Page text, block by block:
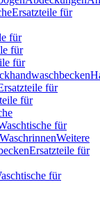
Ersatzteile für
für
für
für
für
für
für
Weitere
Ersatzteile für
für